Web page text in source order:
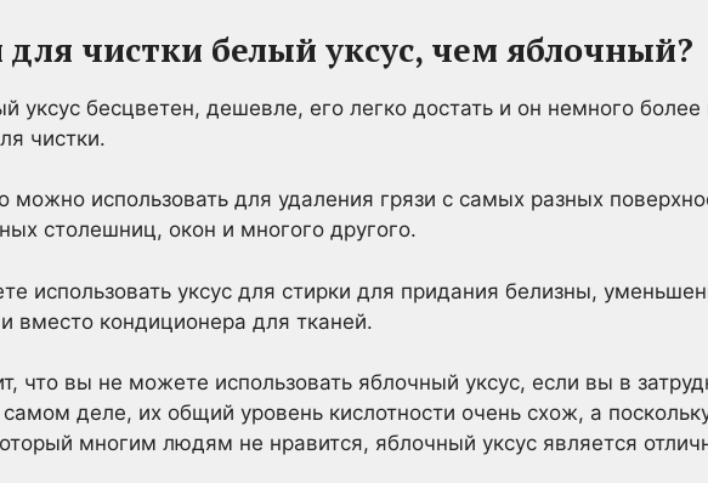
чистки белый уксус, чем яблочный?
уксус бесцветен, дешевле, его легко достать и он немного
чистки.
можно использовать для удаления грязи с самых разных
столешниц, окон и многого другого.
использовать уксус для стирки для придания белизны,
вместо кондиционера для тканей.
что вы не можете использовать яблочный уксус, если вы в
деле, их общий уровень кислотности очень схож, а
многим людям не нравится, яблочный уксус является